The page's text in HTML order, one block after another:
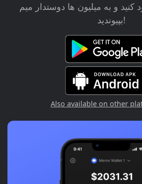
کنید و به میلیون ها دوستدار میم
بپیوندید!
Also available on other